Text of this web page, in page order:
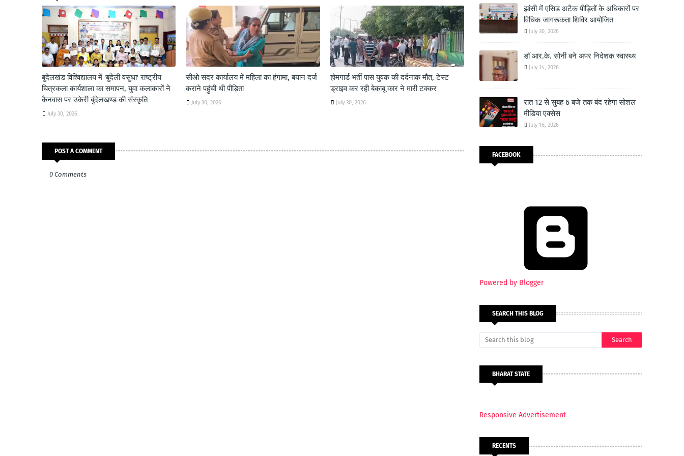
बुंदेलखंड विश्विद्यालय में 'बुंदेली वसुधा' राष्ट्रीय
चित्रकला कार्यशाला का समापन, युवा कलाकारों ने
कैनवास पर उकेरी बुंदेलखण्ड की संस्कृति
July 30, 2026
सीओ सदर कार्यालय में महिला का हंगामा, बयान दर्ज
कराने पहुंची थी पीड़िता
July 30, 2026
होमगार्ड भर्ती पास युवक की दर्दनाक मौत, टेस्ट
ड्राइव कर रही बेकाबू कार ने मारी टक्कर
July 30, 2026
POST A COMMENT
0 Comments
झांसी में एसिड अटैक पीड़ितों के अधिकारों पर
विधिक जागरूकता शिविर आयोजित
July 30, 2026
डॉ आर.के. सोनी बने अपर निदेशक स्वास्थ्य
July 14, 2026
रात 12 से सुबह 6 बजे तक बंद रहेगा सोशल
मीडिया एक्सेस
July 16, 2026
FACEBOOK
Powered by Blogger
SEARCH THIS BLOG
BHARAT STATE
Responsive Advertisement
RECENTS